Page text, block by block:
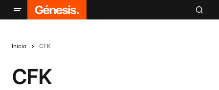
Inicio CFK
CFK